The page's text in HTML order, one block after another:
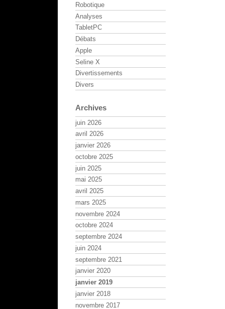
Robotique
Analyses
TabletPC
Débats
Apple
Seline X
Divertissements
Divers
Archives
juin 2026
avril 2026
janvier 2026
octobre 2025
juin 2025
mai 2025
avril 2025
mars 2025
novembre 2024
octobre 2024
septembre 2024
juin 2024
septembre 2021
janvier 2020
janvier 2019
janvier 2018
novembre 2017